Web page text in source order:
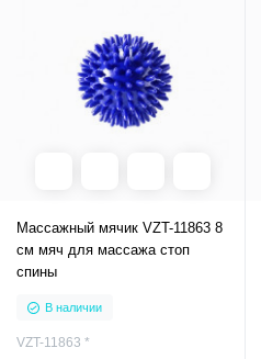
Массажный мячик VZT-11863 8
см мяч для массажа стоп
спины
В наличии
VZT-11863 *